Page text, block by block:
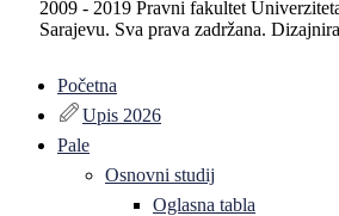
2009 - 2019 Pravni fakultet
Sarajevu. Sva prava zadržana.
Početna
Upis 2026
Pale
Osnovni studij
Oglasna tabla